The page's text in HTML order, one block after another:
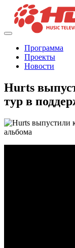
Программа
Проекты
Новости
Hurts
тур в